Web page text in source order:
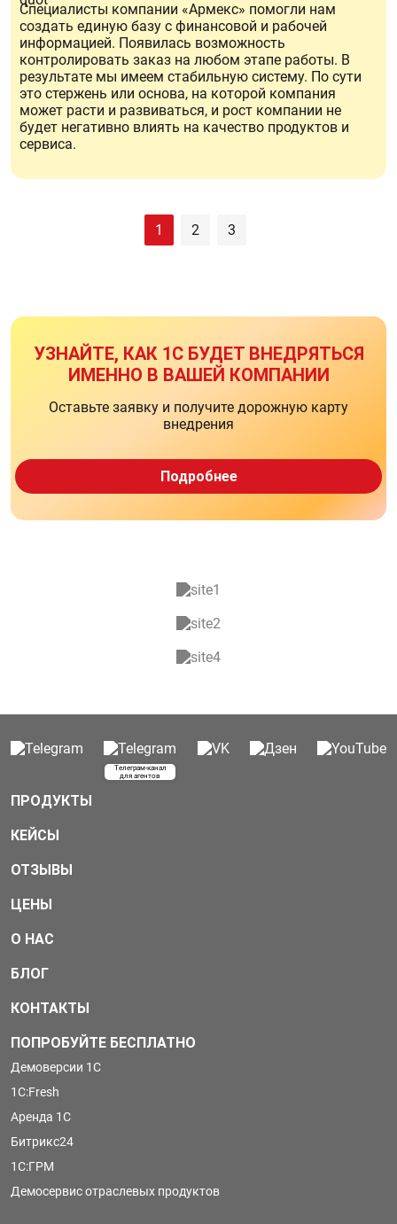
Специалисты компании «Армекс» помогли нам
создать единую базу с финансовой и рабочей
информацией. Появилась возможность
контролировать заказ на любом этапе работы. В
результате мы имеем стабильную систему. По сути
это стержень или основа, на которой компания
может расти и развиваться, и рост компании не
будет негативно влиять на качество продуктов и
сервиса.
1 2 3
УЗНАЙТЕ, КАК 1С БУДЕТ ВНЕДРЯТЬСЯ
ИМЕННО В ВАШЕЙ КОМПАНИИ
Оставьте заявку и получите дорожную карту
внедрения
Подробнее
Телеграм-канал
для агентов
ПРОДУКТЫ
КЕЙСЫ
ОТЗЫВЫ
ЦЕНЫ
О НАС
БЛОГ
КОНТАКТЫ
ПОПРОБУЙТЕ БЕСПЛАТНО
Демоверсии 1С
1С:Fresh
Аренда 1С
Битрикс24
1С:ГРМ
Демосервис отраслевых продуктов